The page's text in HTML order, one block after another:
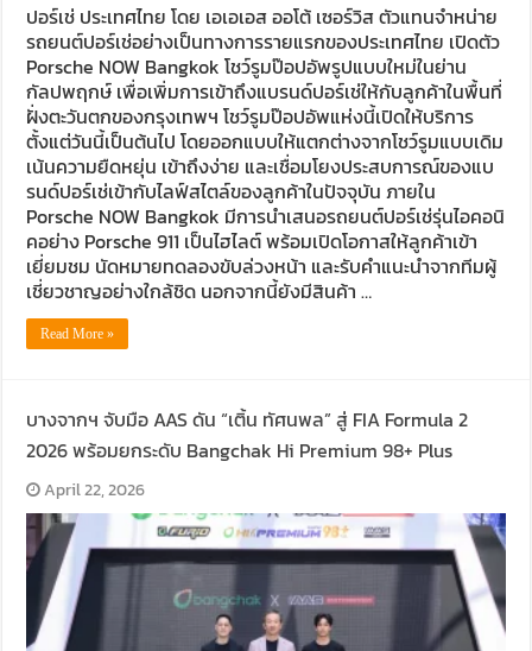
ปอร์เช่ ประเทศไทย โดย เอเอเอส ออโต้ เซอร์วิส ตัวแทนจำหน่าย
รถยนต์ปอร์เช่อย่างเป็นทางการรายแรกของประเทศไทย เปิดตัว
Porsche NOW Bangkok โชว์รูมป๊อปอัพรูปแบบใหม่ในย่าน
กัลปพฤกษ์ เพื่อเพิ่มการเข้าถึงแบรนด์ปอร์เช่ให้กับลูกค้าในพื้นที่
ฝั่งตะวันตกของกรุงเทพฯ โชว์รูมป๊อปอัพแห่งนี้เปิดให้บริการ
ตั้งแต่วันนี้เป็นต้นไป โดยออกแบบให้แตกต่างจากโชว์รูมแบบเดิม
เน้นความยืดหยุ่น เข้าถึงง่าย และเชื่อมโยงประสบการณ์ของแบ
รนด์ปอร์เช่เข้ากับไลฟ์สไตล์ของลูกค้าในปัจจุบัน ภายใน
Porsche NOW Bangkok มีการนำเสนอรถยนต์ปอร์เช่รุ่นไอคอนิ
คอย่าง Porsche 911 เป็นไฮไลต์ พร้อมเปิดโอกาสให้ลูกค้าเข้า
เยี่ยมชม นัดหมายทดลองขับล่วงหน้า และรับคำแนะนำจากทีมผู้
เชี่ยวชาญอย่างใกล้ชิด นอกจากนี้ยังมีสินค้า …
Read More »
บางจากฯ จับมือ AAS ดัน “เติ้น ทัศนพล” สู่ FIA Formula 2
2026 พร้อมยกระดับ Bangchak Hi Premium 98+ Plus
April 22, 2026